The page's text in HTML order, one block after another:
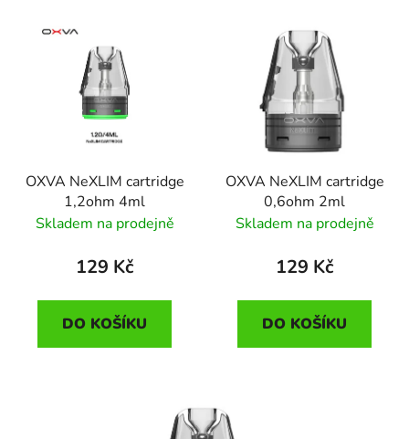
OXVA NeXLIM cartridge
1,2ohm 4ml
Skladem na prodejně
129 Kč
DO KOŠÍKU
OXVA NeXLIM cartridge
0,6ohm 2ml
Skladem na prodejně
129 Kč
DO KOŠÍKU